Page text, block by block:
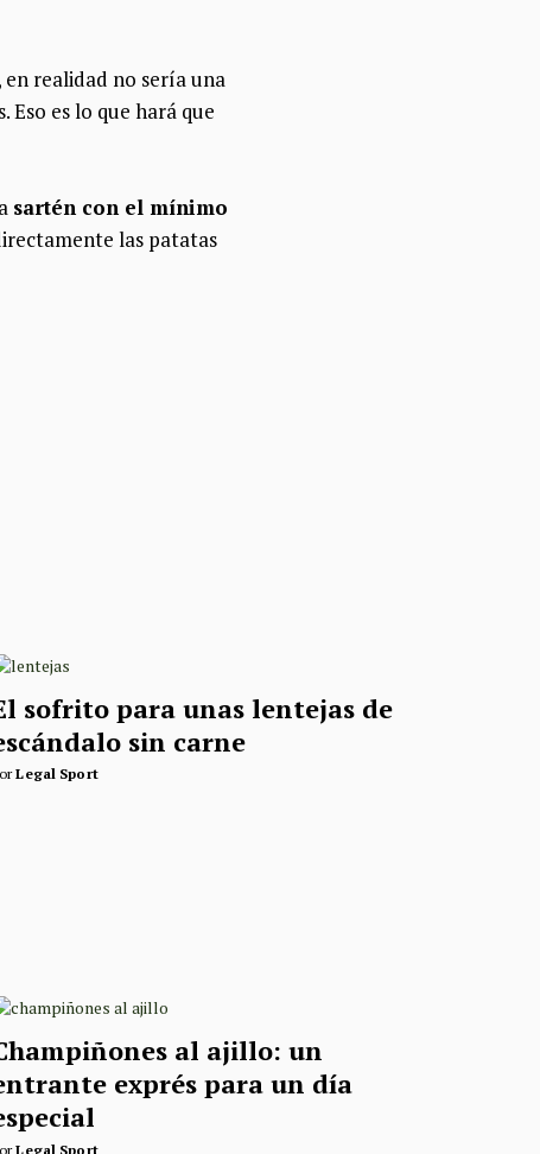
realidad no sería una
Eso es lo que hará que
sartén con el mínimo
las patatas
sofrito para unas lentejas de
sin carne
Legal Sport
al ajillo: un
exprés para un día
Legal Sport